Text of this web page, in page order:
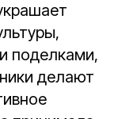
поделками,
делают